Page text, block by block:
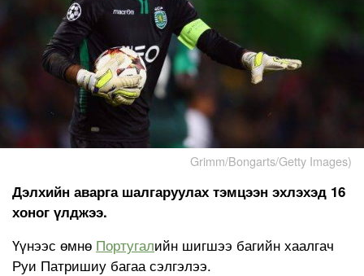
Grimm/Bongarts/Getty Images)
Дэлхийн аварга шалгаруулах тэмцээн эхлэхэд 16
хоног үлджээ.
Үүнээс өмнө Португалийн шигшээ багийн хаалгач
Руи Патришиу багаа сэлгэлээ.